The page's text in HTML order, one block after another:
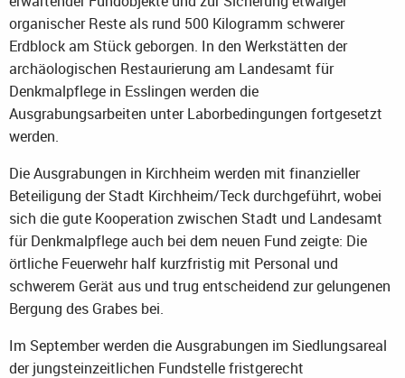
organischer Reste als rund 500 Kilogramm schwerer
Erdblock am Stück geborgen. In den Werkstätten der
archäologischen Restaurierung am Landesamt für
Denkmalpflege in Esslingen werden die
Ausgrabungsarbeiten unter Laborbedingungen fortgesetzt
werden.
Die Ausgrabungen in Kirchheim werden mit finanzieller
Beteiligung der Stadt Kirchheim/Teck durchgeführt, wobei
sich die gute Kooperation zwischen Stadt und Landesamt
für Denkmalpflege auch bei dem neuen Fund zeigte: Die
örtliche Feuerwehr half kurzfristig mit Personal und
schwerem Gerät aus und trug entscheidend zur gelungenen
Bergung des Grabes bei.
Im September werden die Ausgrabungen im Siedlungsareal
der jungsteinzeitlichen Fundstelle fristgerecht